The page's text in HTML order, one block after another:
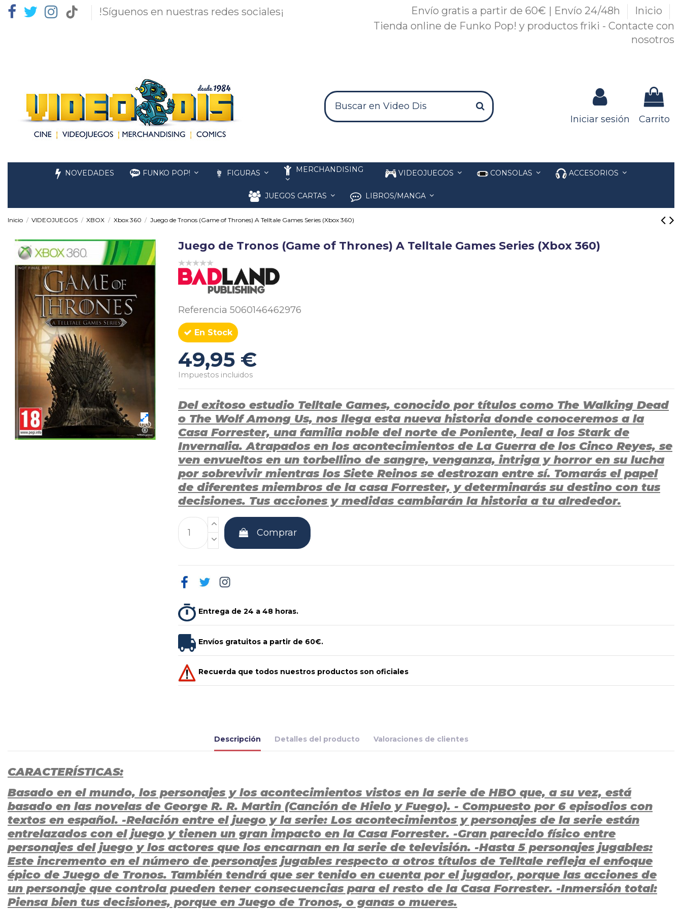
!Síguenos en nuestras redes sociales¡ Envío gratis a partir de 60€ | Envío 24/48h
Inicio
Tienda online de Funko Pop! y productos friki - Contacte con
nosotros
Iniciar sesión Carrito
NOVEDADES FUNKO POP! FIGURAS MERCHANDISING VIDEOJUEGOS CONSOLAS ACCESORIOS
JUEGOS CARTAS LIBROS/MANGA
Inicio VIDEOJUEGOS XBOX Xbox 360 Juego de Tronos (Game of Thrones) A Telltale Games Series (Xbox 360)
Juego de Tronos (Game of Thrones) A Telltale Games Series (Xbox 360)
Referencia 5060146462976
En Stock
49,95 €
Impuestos incluidos
Del exitoso estudio Telltale Games, conocido por títulos como The Walking Dead
o The Wolf Among Us, nos llega esta nueva historia donde conoceremos a la
Casa Forrester, una familia noble del norte de Poniente, leal a los Stark de
Invernalia. Atrapados en los acontecimientos de La Guerra de los Cinco Reyes, se
ven envueltos en un torbellino de sangre, venganza, intriga y horror en su lucha
por sobrevivir mientras los Siete Reinos se destrozan entre sí. Tomarás el papel
de diferentes miembros de la casa Forrester, y determinarás su destino con tus
decisiones. Tus acciones y medidas cambiarán la historia a tu alrededor.
Comprar
Entrega de 24 a 48 horas.
Envíos gratuitos a partir de 60€.
Recuerda que todos nuestros productos son oficiales
Descripción Detalles del producto Valoraciones de clientes
CARACTERÍSTICAS:
Basado en el mundo, los personajes y los acontecimientos vistos en la serie de HBO que, a su vez, está
basado en las novelas de George R. R. Martin (Canción de Hielo y Fuego). - Compuesto por 6 episodios con
textos en español. -Relación entre el juego y la serie: Los acontecimientos y personajes de la serie están
entrelazados con el juego y tienen un gran impacto en la Casa Forrester. -Gran parecido físico entre
personajes del juego y los actores que los encarnan en la serie de televisión. -Hasta 5 personajes jugables:
Este incremento en el número de personajes jugables respecto a otros títulos de Telltale refleja el enfoque
épico de Juego de Tronos. También tendrá que ser tenido en cuenta por el jugador, porque las acciones de
un personaje que controla pueden tener consecuencias para el resto de la Casa Forrester. -Inmersión total:
Piensa bien tus decisiones, porque en Juego de Tronos, o ganas o mueres.